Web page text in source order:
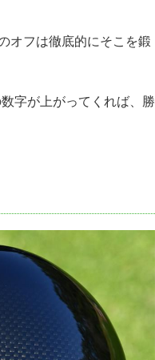
オフは徹底的にそこを鍛
字が上がってくれば、勝